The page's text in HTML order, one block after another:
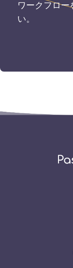
ワークフロー
い。